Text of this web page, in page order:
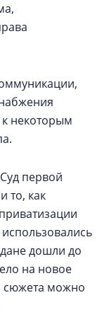
некоторым
первой
то, как
дошли до
на новое
сюжета можно